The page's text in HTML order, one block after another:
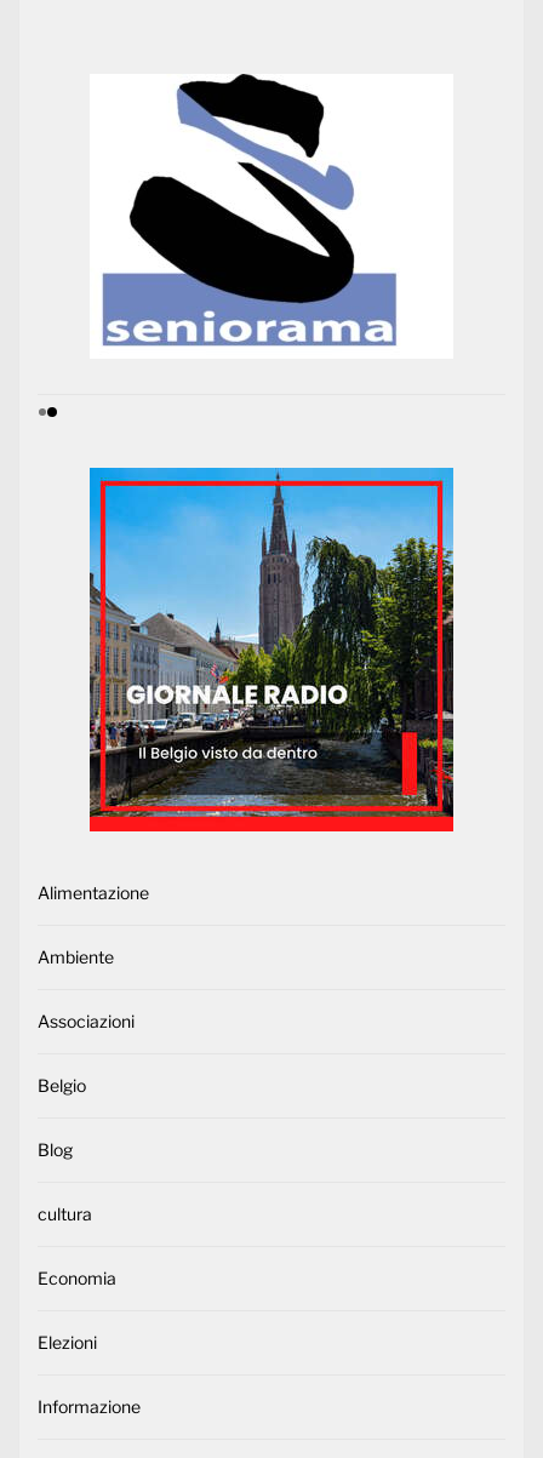
Alimentazione
Ambiente
Associazioni
Belgio
Blog
cultura
Economia
Elezioni
Informazione